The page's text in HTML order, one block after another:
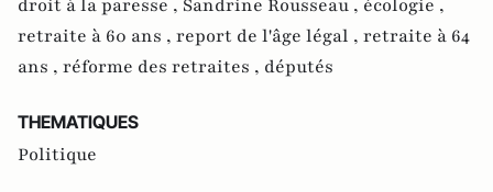
droit à la paresse , Sandrine Rousseau , écologie ,
retraite à 60 ans , report de l'âge légal , retraite à 64
ans , réforme des retraites , députés
THEMATIQUES
Politique